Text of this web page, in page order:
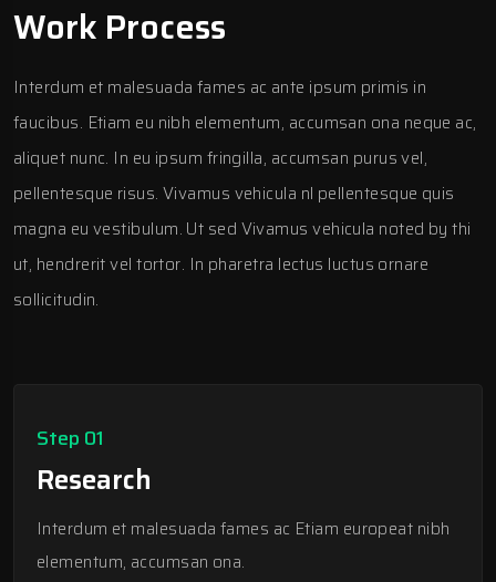
Work Process
Interdum et malesuada fames ac ante ipsum primis in
faucibus. Etiam eu nibh elementum, accumsan ona neque ac,
aliquet nunc. In eu ipsum fringilla, accumsan purus vel,
pellentesque risus. Vivamus vehicula nl pellentesque quis
magna eu vestibulum. Ut sed Vivamus vehicula noted by thi
ut, hendrerit vel tortor. In pharetra lectus luctus ornare
sollicitudin.
Step 01
Research
Interdum et malesuada fames ac Etiam europeat nibh
elementum, accumsan ona.